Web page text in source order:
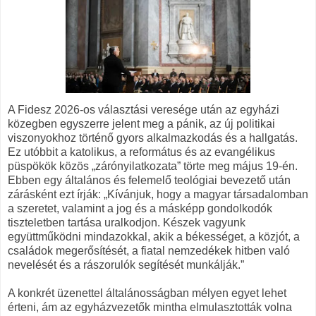
A Fidesz 2026-os választási veresége után az egyházi
közegben egyszerre jelent meg a pánik, az új politikai
viszonyokhoz történő gyors alkalmazkodás és a hallgatás.
Ez utóbbit a katolikus, a református és az evangélikus
püspökök közös „zárónyilatkozata” törte meg május 19-én.
Ebben egy általános és felemelő teológiai bevezető után
zárásként ezt írják: „Kívánjuk, hogy a magyar társadalomban
a szeretet, valamint a jog és a másképp gondolkodók
tiszteletben tartása uralkodjon. Készek vagyunk
együttműködni mindazokkal, akik a békességet, a közjót, a
családok megerősítését, a fiatal nemzedékek hitben való
nevelését és a rászorulók segítését munkálják.”
A konkrét üzenettel általánosságban mélyen egyet lehet
érteni, ám az egyházvezetők mintha elmulasztották volna